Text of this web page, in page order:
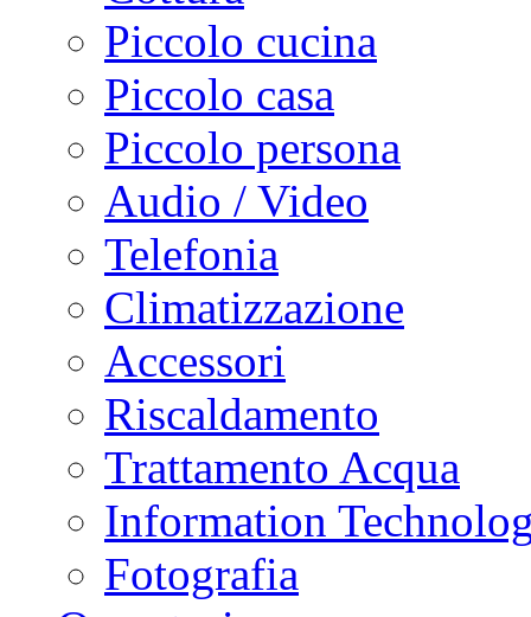
Piccolo cucina
Piccolo casa
Piccolo persona
Audio / Video
Telefonia
Climatizzazione
Accessori
Riscaldamento
Trattamento Acqua
Information
Fotografia